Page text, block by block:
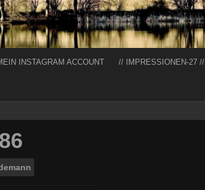
INSTAGRAM ACCOUNT // IMPRESSIONEN-27 //